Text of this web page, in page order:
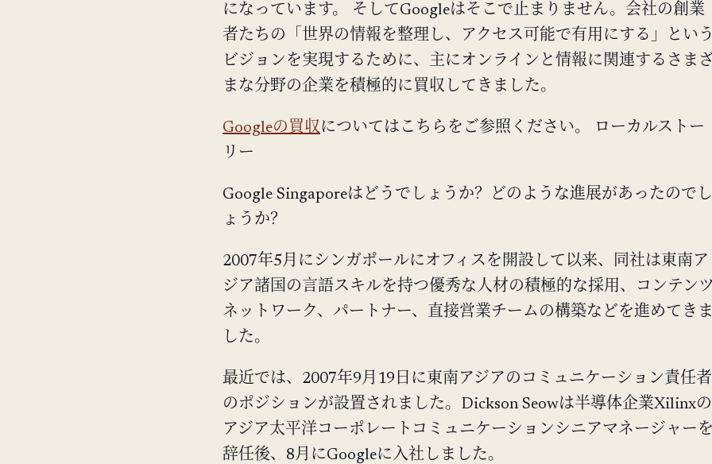
になっています。 そしてGoogleはそこで止まりません。会社の創業
者たちの「世界の情報を整理し、アクセス可能で有用にする」とい
ビジョンを実現するために、主にオンラインと情報に関連するさま
まな分野の企業を積極的に買収してきました。
Googleの買収についてはこちらをご参照ください。 ローカルストー
リー
Google Singaporeはどうでしょうか？どのような進展があったのでし
ょうか？
2007年5月にシンガポールにオフィスを開設して以来、同社は東南ア
ジア諸国の言語スキルを持つ優秀な人材の積極的な採用、コンテン
ネットワーク、パートナー、直接営業チームの構築などを進めてき
した。
最近では、2007年9月19日に東南アジアのコミュニケーション責任者
のポジションが設置されました。Dickson Seowは半導体企業Xilinxの
アジア太平洋コーポレートコミュニケーションシニアマネージャー
辞任後、8月にGoogleに入社しました。